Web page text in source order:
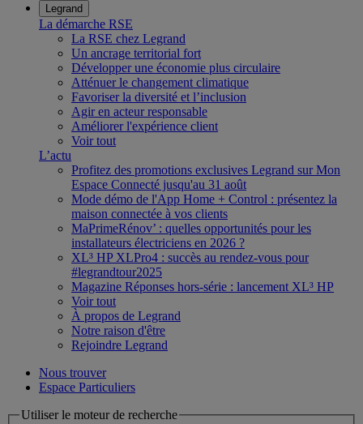
Legrand
La démarche RSE
La RSE chez Legrand
Un ancrage territorial fort
Développer une économie plus circulaire
Atténuer le changement climatique
Favoriser la diversité et l’inclusion
Agir en acteur responsable
Améliorer l'expérience client
Voir tout
L’actu
Profitez des promotions exclusives Legrand sur Mon
Espace Connecté jusqu'au 31 août
Mode démo de l'App Home + Control : présentez la
maison connectée à vos clients
MaPrimeRénov’ : quelles opportunités pour les
installateurs électriciens en 2026 ?
XL³ HP XLPro4 : succès au rendez-vous pour
#legrandtour2025
Magazine Réponses hors-série : lancement XL³ HP
Voir tout
À propos de Legrand
Notre raison d'être
Rejoindre Legrand
Nous trouver
Espace Particuliers
Utiliser le moteur de recherche